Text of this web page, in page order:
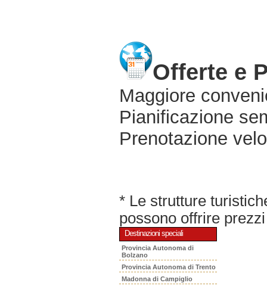
Offerte e
Maggiore
Pianificazione
Prenotazione
* Le strutture
possono offrire
Destinazioni speciali
Provincia Autonoma di
Bolzano
Provincia Autonoma di Trento
Madonna di Campiglio